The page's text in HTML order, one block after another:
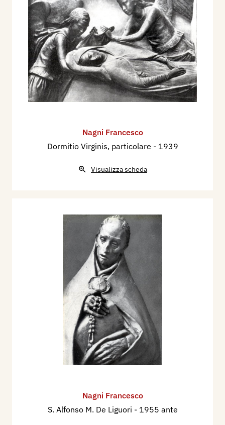
Nagni Francesco
Dormitio Virginis, particolare - 1939
Visualizza scheda
Nagni Francesco
S. Alfonso M. De Liguori - 1955 ante